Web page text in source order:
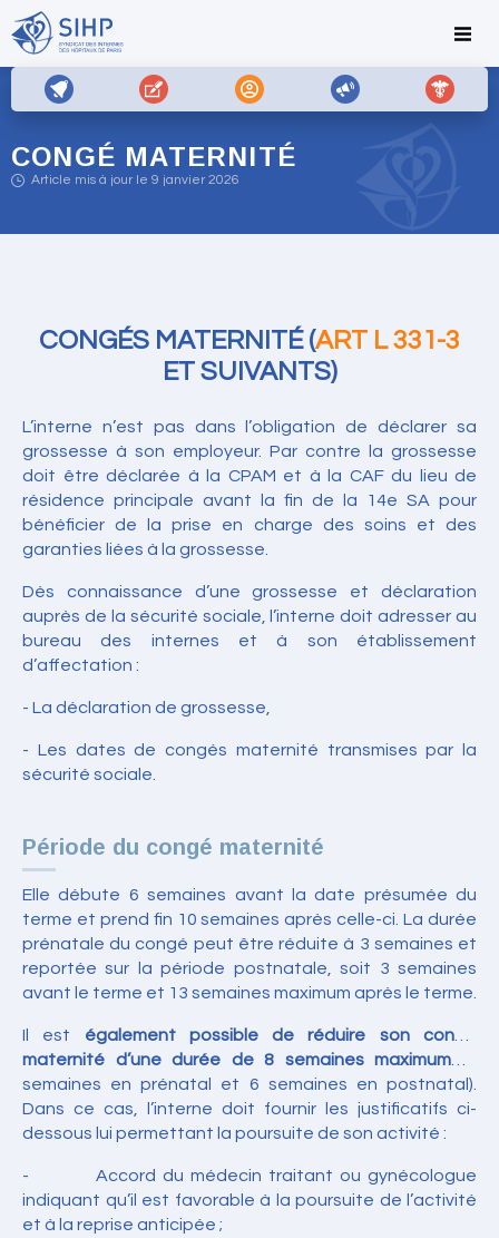
CONGÉ MATERNITÉ
Article mis à jour le 9 janvier 2026
CONGÉS MATERNITÉ (ART L 331-3
ET SUIVANTS)
L’interne n’est pas dans l’obligation de déclarer sa
grossesse à son employeur. Par contre la grossesse
doit être déclarée à la CPAM et à la CAF du lieu de
résidence principale avant la fin de la 14e SA pour
bénéficier de la prise en charge des soins et des
garanties liées à la grossesse.
Dès connaissance d’une grossesse et déclaration
auprès de la sécurité sociale, l’interne doit adresser au
bureau des internes et à son établissement
d’affectation :
- La déclaration de grossesse,
- Les dates de congés maternité transmises par la
sécurité sociale.
Période du congé maternité
Elle débute 6 semaines avant la date présumée du
terme et prend fin 10 semaines après celle-ci. La durée
prénatale du congé peut être réduite à 3 semaines et
reportée sur la période postnatale, soit 3 semaines
avant le terme et 13 semaines maximum après le terme.
Il est également possible de réduire son congé
maternité d’une durée de 8 semaines maximum
semaines en prénatal et 6 semaines en postnatal).
Dans ce cas, l’interne doit fournir les justificatifs ci-
dessous lui permettant la poursuite de son activité :
- Accord du médecin traitant ou gynécologue
indiquant qu’il est favorable à la poursuite de l’activité
et à la reprise anticipée ;